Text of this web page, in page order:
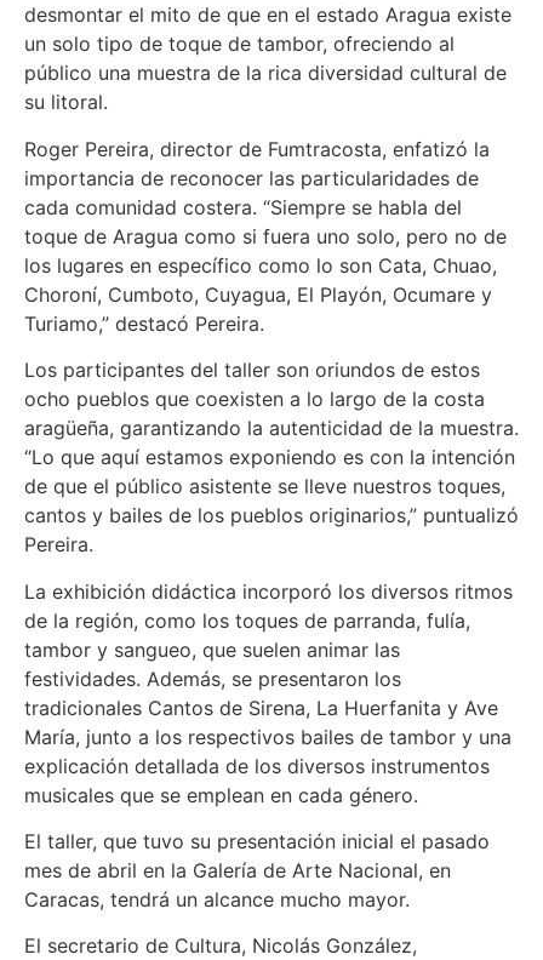
desmontar el mito de que en el estado Aragua existe
un solo tipo de toque de tambor, ofreciendo al
público una muestra de la rica diversidad cultural de
su litoral.
Roger Pereira, director de Fumtracosta, enfatizó la
importancia de reconocer las particularidades de
cada comunidad costera. “Siempre se habla del
toque de Aragua como si fuera uno solo, pero no de
los lugares en específico como lo son Cata, Chuao,
Choroní, Cumboto, Cuyagua, El Playón, Ocumare y
Turiamo,” destacó Pereira.
Los participantes del taller son oriundos de estos
ocho pueblos que coexisten a lo largo de la costa
aragüeña, garantizando la autenticidad de la muestra.
“Lo que aquí estamos exponiendo es con la intención
de que el público asistente se lleve nuestros toques,
cantos y bailes de los pueblos originarios,” puntualizó
Pereira.
La exhibición didáctica incorporó los diversos ritmos
de la región, como los toques de parranda, fulía,
tambor y sangueo, que suelen animar las
festividades. Además, se presentaron los
tradicionales Cantos de Sirena, La Huerfanita y Ave
María, junto a los respectivos bailes de tambor y una
explicación detallada de los diversos instrumentos
musicales que se emplean en cada género.
El taller, que tuvo su presentación inicial el pasado
mes de abril en la Galería de Arte Nacional, en
Caracas, tendrá un alcance mucho mayor.
El secretario de Cultura, Nicolás González,